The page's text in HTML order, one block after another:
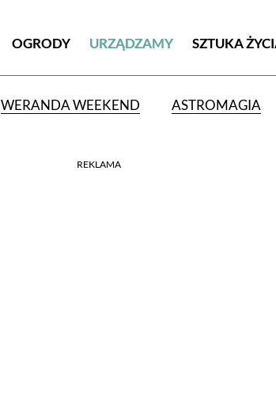
OGRODY URZĄDZAMY SZTUKA
WERANDA WEEKEND ASTROMAGIA
REKLAMA